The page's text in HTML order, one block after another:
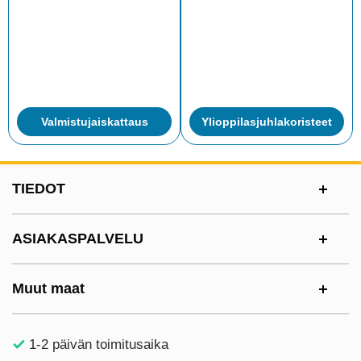
Valmistujaiskattaus Ylioppilasjuhlakoristeet
TIEDOT
ASIAKASPALVELU
Muut maat
1-2 päivän toimitusaika